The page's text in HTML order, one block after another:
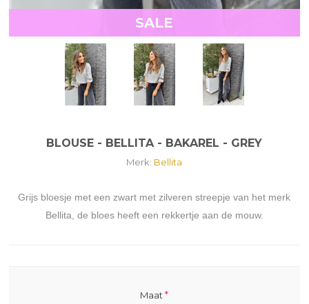
SALE
BLOUSE - BELLITA - BAKAREL - GREY
Merk: Bellita
Grijs bloesje met een zwart met zilveren streepje van het merk
Bellita, de bloes heeft een rekkertje aan de mouw.
Maat *